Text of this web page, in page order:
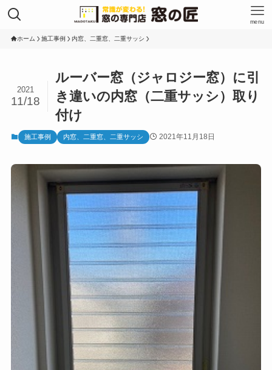
menu
ホーム 施工事例 内窓、二重窓、二重サッシ
ルーバー窓（ジャロジー窓）に引
き違いの内窓（二重サッシ）取り
付け
2021
11/18
施工事例 内窓、二重窓、二重サッシ 2021年11月18日